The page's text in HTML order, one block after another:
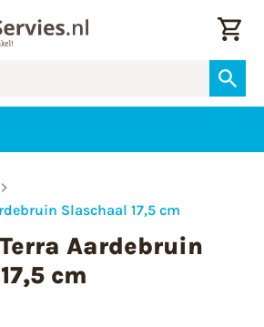
Slaschaal 17,5 cm
Aardebruin
cm